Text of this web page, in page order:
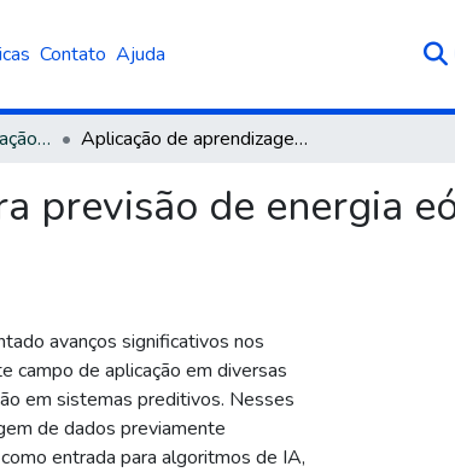
Contato Ajuda
Engenharia de Computação - Bacharelado Aplicação de aprendizagem de máquina para previsão de energia eólica gerada
previsão de energia
avanços significativos nos
campo de aplicação em diversas
em sistemas preditivos. Nesses
de dados previamente
entrada para algoritmos de IA,